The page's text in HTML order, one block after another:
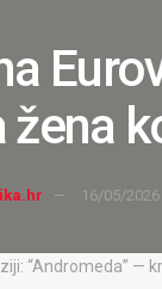
16/05/2026